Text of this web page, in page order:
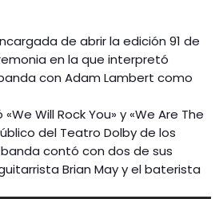
de abrir la edición 91 de
en la que interpretó
con Adam Lambert como
Will Rock You» y «We Are The
del Teatro Dolby de los
banda contó con dos de sus
Brian May y el baterista